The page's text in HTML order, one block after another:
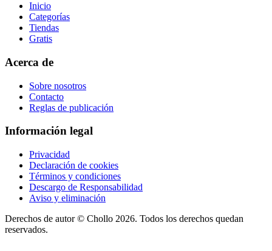
Inicio
Categorías
Tiendas
Gratis
Acerca de
Sobre nosotros
Contacto
Reglas de publicación
Información legal
Privacidad
Declaración de cookies
Términos y condiciones
Descargo de Responsabilidad
Aviso y eliminación
Derechos de autor © Chollo 2026. Todos los derechos quedan
reservados.